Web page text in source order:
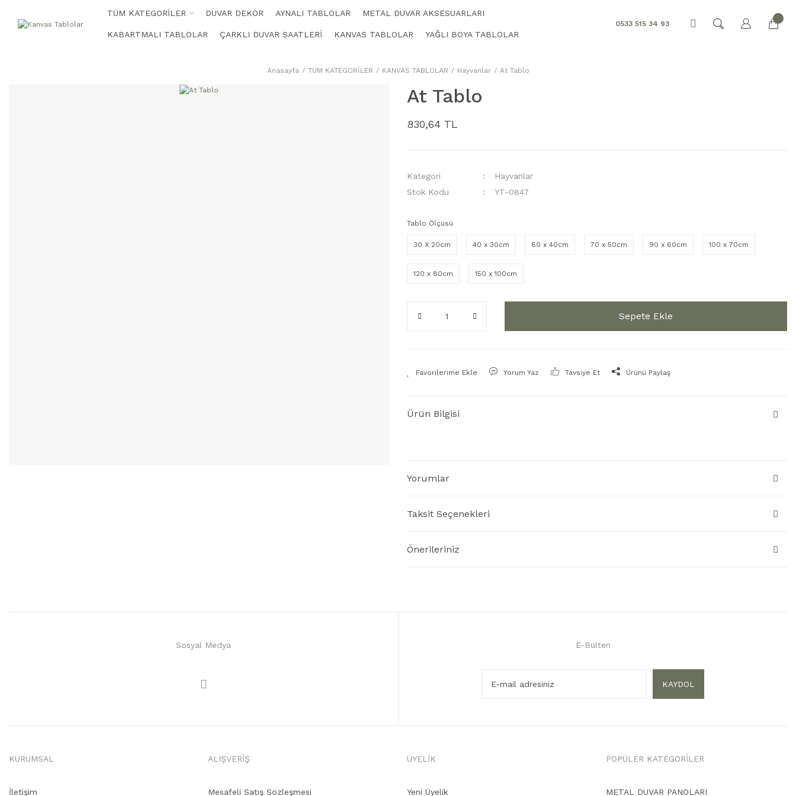
TÜM KATEGORİLER DUVAR DEKOR AYNALI TABLOLAR METAL DUVAR AKSESUARLARI
KABARTMALI TABLOLAR ÇARKLI DUVAR SAATLERİ KANVAS TABLOLAR YAĞLI BOYA TABLOLAR
0533 515 34 93
Anasayfa TÜM KATEGORİLER KANVAS TABLOLAR Hayvanlar At Tablo
At Tablo
830,64 TL
Kategori
Hayvanlar
Stok Kodu
YT-0847
Tablo Ölçüsü
30 X 20cm 40 x 30cm 60 x 40cm 70 x 50cm 90 x 60cm 100 x 70cm
120 x 80cm 150 x 100cm
Sepete Ekle
Yorum Yaz Tavsiye Et Ürünü Paylaş
Ürün Bilgisi
Yorumlar
Taksit Seçenekleri
Önerileriniz
Sosyal Medya E-Bülten
KAYDOL
KURUMSAL
İletişim
ALIŞVERİŞ
Mesafeli Satış Sözleşmesi
ÜYELİK
Yeni Üyelik
POPÜLER KATEGORİLER
METAL DUVAR PANOLARI